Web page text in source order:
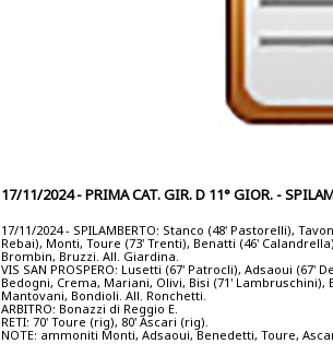
17/11/2024 - PRIMA CAT. GIR. D 11° GIOR. -
17/11/2024 - SPILAMBERTO: Stanco (48' Pastorelli),
Rebai), Monti, Toure (73' Trenti), Benatti (46'
Brombin, Bruzzi. All. Giardina.
VIS SAN PROSPERO: Lusetti (67' Patrocli), Adsaoui
Bedogni, Crema, Mariani, Olivi, Bisi (71'
Mantovani, Bondioli. All. Ronchetti.
ARBITRO: Bonazzi di Reggio E.
RETI: 70' Toure (rig), 80' Ascari (rig).
NOTE: ammoniti Monti, Adsaoui, Benedetti, Toure,